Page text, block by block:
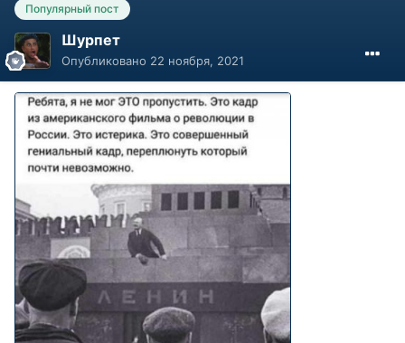
Популярный пост
Шурпет
Опубликовано 22 ноября, 2021